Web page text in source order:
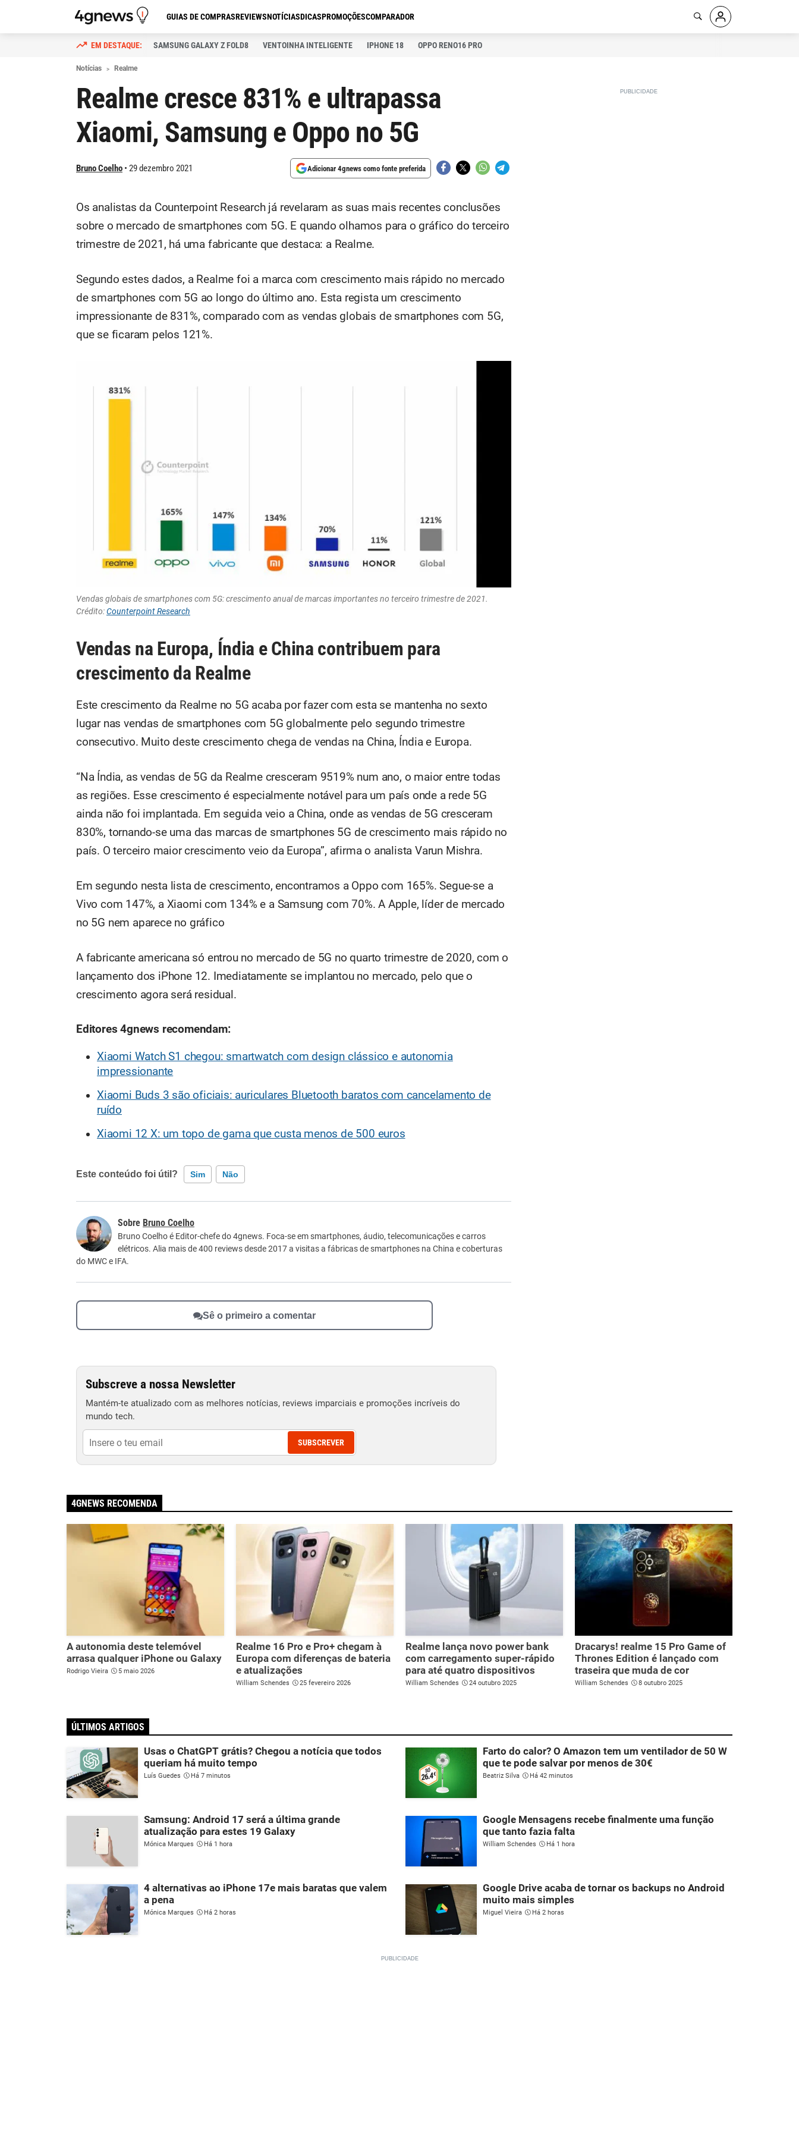
GUIAS DE COMPRASREVIEWSNOTÍCIASDICASPROMOÇÕESCOMPARADOR
SAMSUNG GALAXY Z FOLD8 VENTOINHA INTELIGENTE IPHONE 18 OPPO RENO16 PRO
Notícias Realme
Realme cresce 831% e ultrapassa
Xiaomi, Samsung e Oppo no 5G
Bruno Coelho 29 dezembro 2021 Adicionar 4gnews como fonte preferida
Os analistas da Counterpoint Research já revelaram as suas mais recentes conclusões
sobre o mercado de smartphones com 5G. E quando olhamos para o gráfico do terceiro
trimestre de 2021, há uma fabricante que destaca: a Realme.
Segundo estes dados, a Realme foi a marca com crescimento mais rápido no mercado
de smartphones com 5G ao longo do último ano. Esta regista um crescimento
impressionante de 831%, comparado com as vendas globais de smartphones com 5G,
que se ficaram pelos 121%.
Vendas globais de smartphones com 5G: crescimento anual de marcas importantes no terceiro trimestre de 2021.
Crédito:Counterpoint Research
Vendas na Europa, Índia e China contribuem para
crescimento da Realme
Este crescimento da Realme no 5G acaba por fazer com esta se mantenha no sexto
lugar nas vendas de smartphones com 5G globalmente pelo segundo trimestre
consecutivo. Muito deste crescimento chega de vendas na China, Índia e Europa.
“Na Índia, as vendas de 5G da Realme cresceram 9519% num ano, o maior entre todas
as regiões. Esse crescimento é especialmente notável para um país onde a rede 5G
ainda não foi implantada. Em seguida veio a China, onde as vendas de 5G cresceram
830%, tornando-se uma das marcas de smartphones 5G de crescimento mais rápido no
país. O terceiro maior crescimento veio da Europa”, afirma o analista Varun Mishra.
Em segundo nesta lista de crescimento, encontramos a Oppo com 165%. Segue-se a
Vivo com 147%, a Xiaomi com 134% e a Samsung com 70%. A Apple, líder de mercado
no 5G nem aparece no gráfico
A fabricante americana só entrou no mercado de 5G no quarto trimestre de 2020, com o
lançamento dos iPhone 12. Imediatamente se implantou no mercado, pelo que o
crescimento agora será residual.
Editores 4gnews recomendam:
Xiaomi Watch S1 chegou: smartwatch com design clássico e autonomia
impressionante
Xiaomi Buds 3 são oficiais: auriculares Bluetooth baratos com cancelamento de
ruído
Xiaomi 12 X: um topo de gama que custa menos de 500 euros
Este conteúdo foi útil? Sim Não
Este conteúdo não tem a informação que procuro
Outro
Bruno Coelho
Bruno Coelho é Editor-chefe do 4gnews. Foca-se em smartphones, áudio, telecomunicações e carros
elétricos. Alia mais de 400 reviews desde 2017 a visitas a fábricas de smartphones na China e coberturas
do MWC e IFA.
Sê o primeiro a comentar
Subscreve a nossa Newsletter
Mantém-te atualizado com as melhores notícias, reviews imparciais e promoções incríveis do
mundo tech.
SUBSCREVER
4GNEWS RECOMENDA
A autonomia deste telemóvel
arrasa qualquer iPhone ou Galaxy
Rodrigo Vieira 5 maio 2026
Realme 16 Pro e Pro+ chegam à
Europa com diferenças de bateria
e atualizações
William Schendes 25 fevereiro 2026
Realme lança novo power bank
com carregamento super-rápido
para até quatro dispositivos
William Schendes 24 outubro 2025
Dracarys! realme 15 Pro Game of
Thrones Edition é lançado com
traseira que muda de cor
William Schendes 8 outubro 2025
ÚLTIMOS ARTIGOS
Usas o ChatGPT grátis? Chegou a notícia que todos
queriam há muito tempo
Luís Guedes Há 7 minutos
Farto do calor? O Amazon tem um ventilador de 50 W
que te pode salvar por menos de 30€
Beatriz Silva Há 42 minutos
Samsung: Android 17 será a última grande
atualização para estes 19 Galaxy
Mónica Marques Há 1 hora
Google Mensagens recebe finalmente uma função
que tanto fazia falta
William Schendes Há 1 hora
4 alternativas ao iPhone 17e mais baratas que valem
a pena
Mónica Marques Há 2 horas
Google Drive acaba de tornar os backups no Android
muito mais simples
Miguel Vieira Há 2 horas